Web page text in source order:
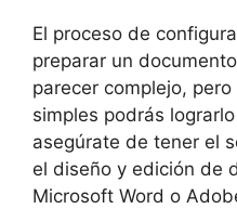
El proceso de
preparar un
parecer complejo,
simples podrás
asegúrate de tener el
el diseño y edición de
Microsoft Word o